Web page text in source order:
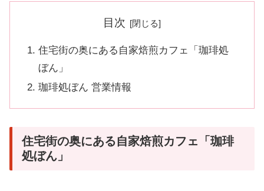
目次
住宅街の奥にある自家焙煎カフェ「珈琲処
ぼん」
珈琲処ぼん 営業情報
住宅街の奥にある自家焙煎カフェ「珈琲
処ぼん」